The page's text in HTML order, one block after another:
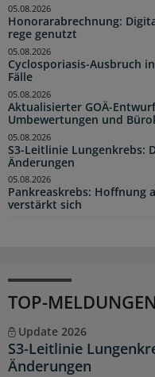
Honorarabrechnung:
rege genutzt
05.08.2026
Cyclosporiasis-Ausbruch
Fälle
05.08.2026
Aktualisierter GOÄ-
Umbewertungen und
05.08.2026
S3-Leitlinie Lungenkrebs:
Änderungen
05.08.2026
Pankreaskrebs: Hoffnung
verstärkt sich
05.08.2026
TOP-MELDUNGEN
Update 2026
S3-Leitlinie
Änderungen